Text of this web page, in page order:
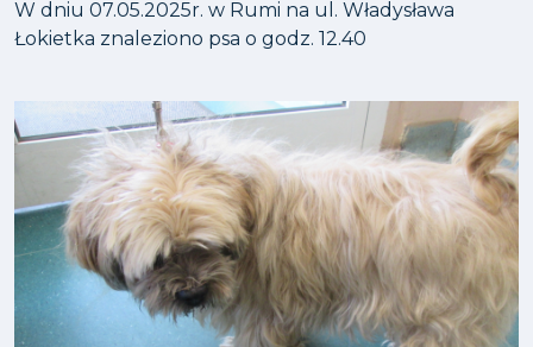
W dniu 07.05.2025r. w Rumi na ul. Władysława
Łokietka znaleziono psa o godz. 12.40